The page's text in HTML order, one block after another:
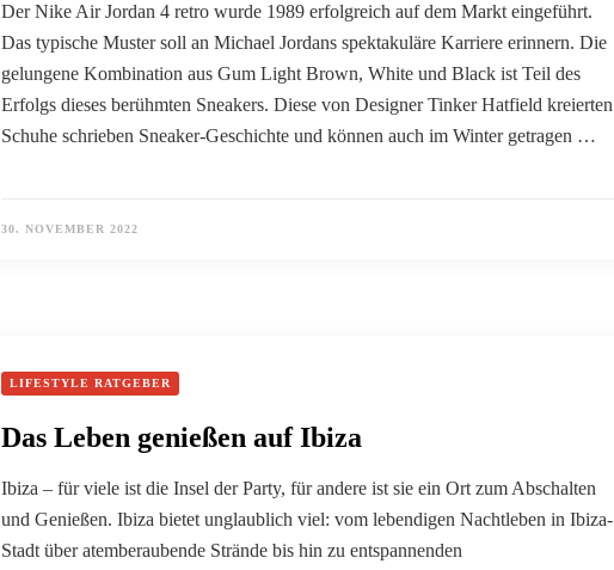
Der Nike Air Jordan 4 retro wurde 1989 erfolgreich auf dem Markt eingeführt.
Das typische Muster soll an Michael Jordans spektakuläre Karriere erinnern. Die
gelungene Kombination aus Gum Light Brown, White und Black ist Teil des
Erfolgs dieses berühmten Sneakers. Diese von Designer Tinker Hatfield kreierten
Schuhe schrieben Sneaker-Geschichte und können auch im Winter getragen …
30. NOVEMBER 2022
LIFESTYLE RATGEBER
Das Leben genießen auf Ibiza
Ibiza – für viele ist die Insel der Party, für andere ist sie ein Ort zum Abschalten
und Genießen. Ibiza bietet unglaublich viel: vom lebendigen Nachtleben in Ibiza-
Stadt über atemberaubende Strände bis hin zu entspannenden